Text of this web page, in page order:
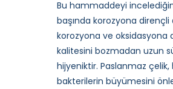
Bu hammaddeyi
başında korozyona
korozyona ve oksidasyona
kalitesini bozmadan uzun
hijyeniktir. Paslanmaz
bakterilerin büyümesini